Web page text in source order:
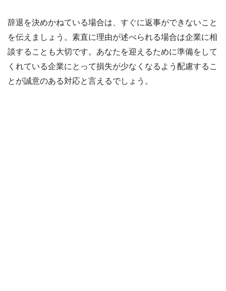
辞退を決めかねている場合は、すぐに返事ができないこと
を伝えましょう。素直に理由が述べられる場合は企業に相
談することも大切です。あなたを迎えるために準備をして
くれている企業にとって損失が少なくなるよう配慮するこ
とが誠意のある対応と言えるでしょう。